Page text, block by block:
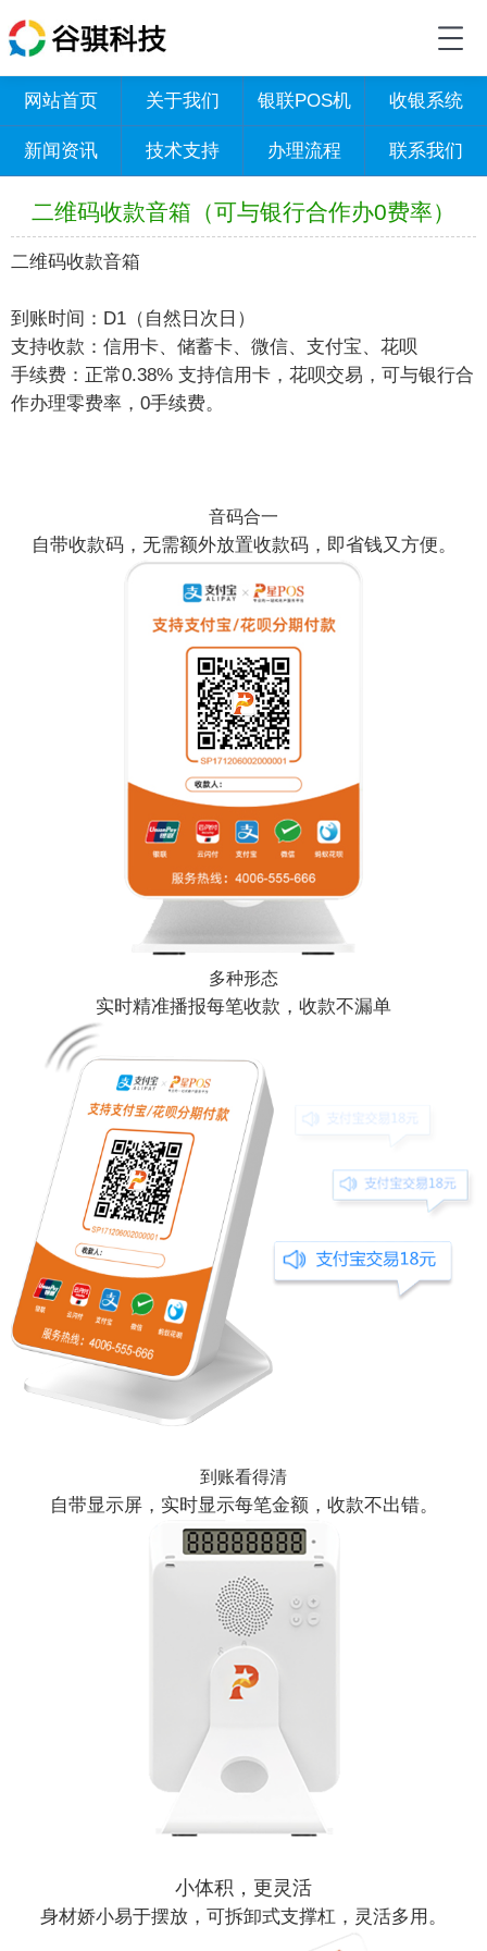
网站首页 关于我们 银联POS机 收银系统
新闻资讯 技术支持 办理流程 联系我们
二维码收款音箱（可与银行合作办0费率）
二维码收款音箱
到账时间：D1（自然日次日）
支持收款：信用卡、储蓄卡、微信、支付宝、花呗
手续费：正常0.38% 支持信用卡，花呗交易，可与银行合
作办理零费率，0手续费。
音码合一
自带收款码，无需额外放置收款码，即省钱又方便。
多种形态
实时精准播报每笔收款，收款不漏单
到账看得清
自带显示屏，实时显示每笔金额，收款不出错。
小体积，更灵活
身材娇小易于摆放，可拆卸式支撑杠，灵活多用。